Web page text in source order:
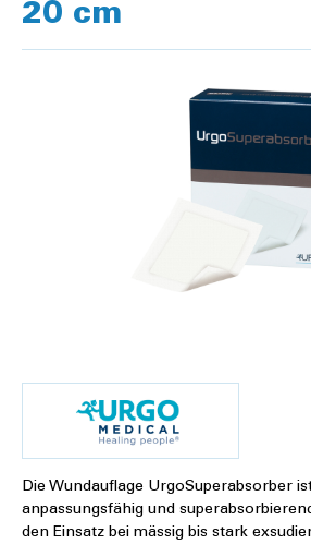
20 cm
Die Wundauflage UrgoSuperabsorber
anpassungsfähig und
den Einsatz bei mässig bis stark